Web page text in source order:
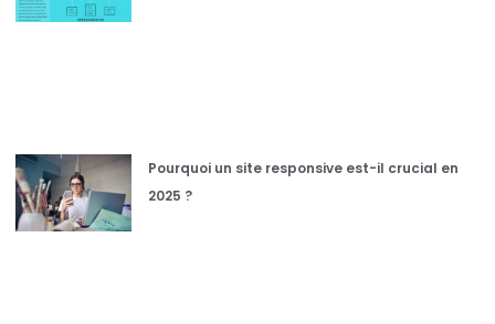
Pourquoi un site responsive est-il crucial en
2025 ?